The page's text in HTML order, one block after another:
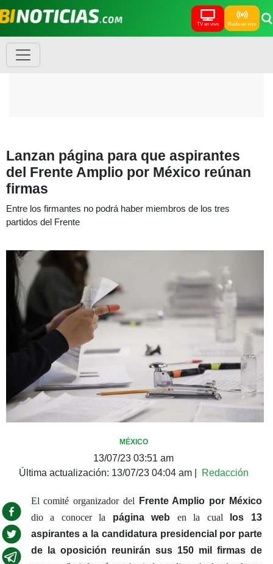
TV en vivo Radio en vivo
Lanzan página para que aspirantes
del Frente Amplio por México reúnan
firmas
Entre los firmantes no podrá haber miembros de los tres
partidos del Frente
MÉXICO
13/07/23 03:51 am
Última actualización: 13/07/23 04:04 am| Redacción
El comité organizador del
Frente Amplio por México
dio a conocer la página web en la cual
los 13
aspirantes a la candidatura presidencial por parte
de la oposición reunirán sus 150 mil firmas de